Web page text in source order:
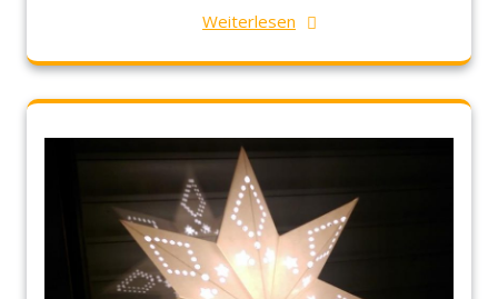
Weiterlesen